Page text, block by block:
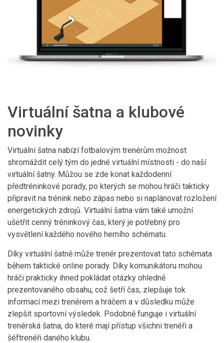
Virtuální šatna a klubové
novinky
Virtuální šatna nabízí fotbalovým trenérům možnost
shromáždit celý tým do jedné virtuální místnosti - do naší
virtuální šatny. Můžou se zde konat každodenní
předtréninkové porady, po kterých se mohou hráči takticky
připravit na trénink nebo zápas nebo si naplánovat rozložení
energetických zdrojů. Virtuální šatna vám také umožní
ušetřit cenný tréninkový čas, který je potřebný pro
vysvětlení každého nového herního schématu.
Díky virtuální šatně může trenér prezentovat tato schémata
během taktické online porady. Díky komunikátoru mohou
hráči prakticky ihned pokládat otázky ohledně
prezentovaného obsahu, což šetří čas, zlepšuje tok
informací mezi trenérem a hráčem a v důsledku může
zlepšit sportovní výsledek. Podobně funguje i virtuální
trenérská šatna, do které mají přístup všichni trenéři a
šéftrenéři daného klubu.